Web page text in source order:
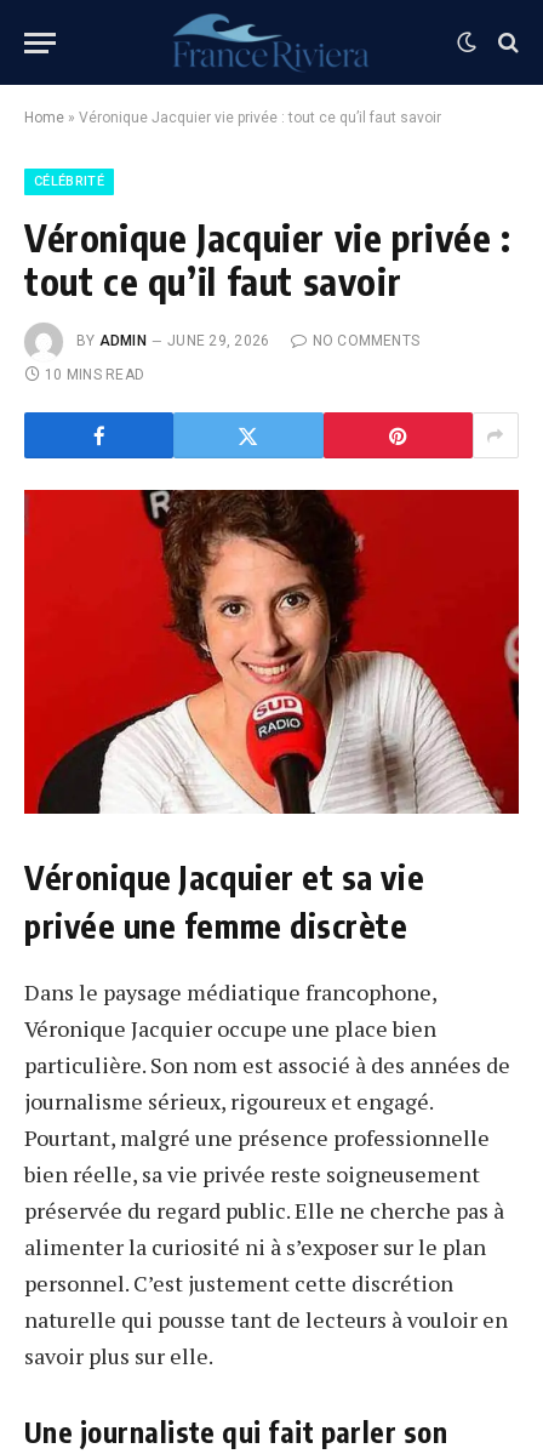
Home » Véronique Jacquier vie privée : tout ce qu’il faut savoir
CÉLÉBRITÉ
Véronique Jacquier vie privée :
tout ce qu’il faut savoir
BY ADMIN JUNE 29, 2026
NO COMMENTS
10 MINS READ
Véronique Jacquier et sa vie
privée une femme discrète
Dans le paysage médiatique francophone,
Véronique Jacquier occupe une place bien
particulière. Son nom est associé à des années de
journalisme sérieux, rigoureux et engagé.
Pourtant, malgré une présence professionnelle
bien réelle, sa vie privée reste soigneusement
préservée du regard public. Elle ne cherche pas à
alimenter la curiosité ni à s’exposer sur le plan
personnel. C’est justement cette discrétion
naturelle qui pousse tant de lecteurs à vouloir en
savoir plus sur elle.
Une journaliste qui fait parler son